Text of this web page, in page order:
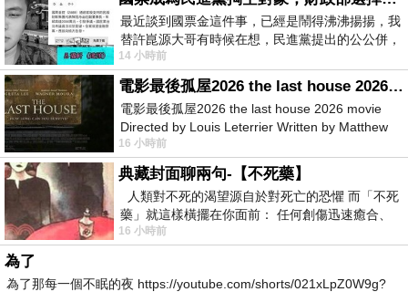
最近談到國票金這件事，已經是鬧得沸沸揚揚，我
替許崑源大哥有時候在想，民進黨提出的公公併，
其實就是想要國庫通黨庫，鬧出最大的醜
14 小時前
電影最後孤屋2026 the last house 2026 movie
電影最後孤屋2026 the last house 2026 movie
Directed by Louis Leterrier Written by Matthew
Robinson Starring Greta Lee Wa
16 小時前
典藏封面聊兩句-【不死藥】
人類對不死的渴望源自於對死亡的恐懼 而「不死
藥」就這樣橫擺在你面前： 任何創傷迅速癒合、
停止衰老、痛覺消失…堪
16 小時前
為了
為了那每一個不眠的夜 https://youtube.com/shorts/021xLpZ0W9g?